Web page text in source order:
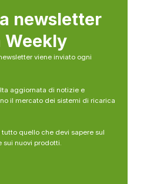
newsletter
Weekly
viene inviato ogni
aggiornata di notizie e
il mercato dei sistemi di ricarica
tutto quello che devi sapere sul
sui nuovi prodotti.